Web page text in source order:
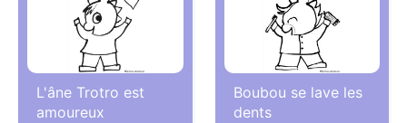
L'âne Trotro est
amoureux
Boubou se lave les
dents